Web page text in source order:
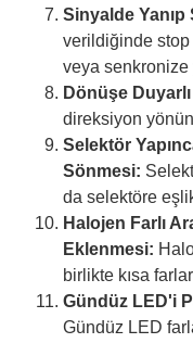
Sinyalde
verildiğinde stop
veya senkronize
Dönüşe Duyarlı
direksiyon
Selektör
Sönmesi:
da selektöre
Halojen Farlı
Eklenmesi:
birlikte kısa
Gündüz LED'i
Gündüz LED